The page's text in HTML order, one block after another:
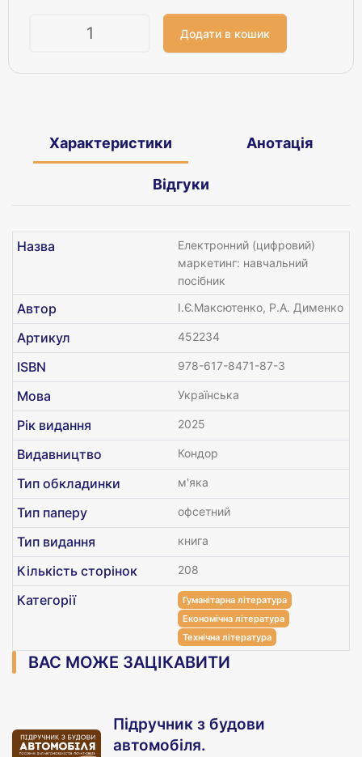
Характеристики Анотація
Відгуки
Назва
Електронний (цифровий)
маркетинг: навчальний
посібник
Автор І.Є.Максютенко, Р.А. Дименко
Артикул 452234
ISBN 978-617-8471-87-3
Мова Українська
Рік видання 2025
Видавництво Кондор
Тип обкладинки м'яка
Тип паперу офсетний
Тип видання книга
Кількість сторінок 208
Категорії
Гуманітарна література
Економічна література
Технічна література
ВАС МОЖЕ ЗАЦІКАВИТИ
Підручник з будови
автомобіля.